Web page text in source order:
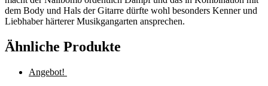
dem Body und Hals der Gitarre dürfte wohl besonders Kenner und
Liebhaber härterer Musikgangarten ansprechen.
Ähnliche Produkte
Angebot!